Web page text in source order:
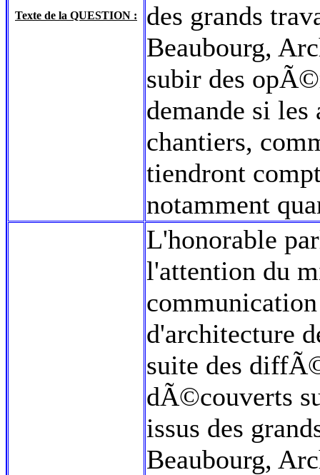
Texte de la QUESTION :
des grands
Beaubourg,
subir des
demande si les
chantiers,
tiendront
notamment
L'honorable
l'attention du
d'architecture
suite des
dÃ©couverts
issus des
Beaubourg,